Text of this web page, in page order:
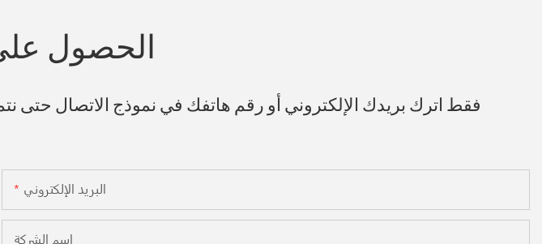
الحصول
فقط اترك بريدك الإلكتروني أو رقم هاتفك في نموذج الاتصال
البريد الإلكتروني
اسم الشركة